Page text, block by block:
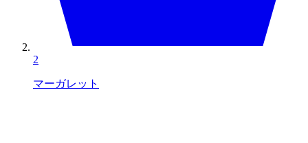
2
マーガレット